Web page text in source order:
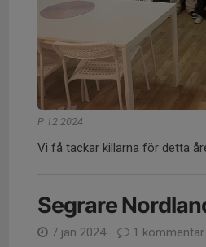
P 12 2024
Vi få tackar killarna för detta
Segrare
7 jan 2024 1 kommentar